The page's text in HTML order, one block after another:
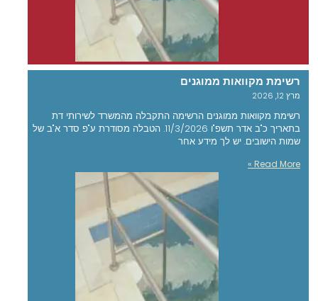
רשימת מקוואות ממוגנים
מרץ 12, 2026
רשימת מקוואות ממוגנים הרשימה התקבלה מהמשרד לשירותי דת
בתאריך כ"ב אדר תשפ"ו 11/3/2026. הטבלה מסודרת ע"פ סדר א"ב של
שמות הישובים. יש לך מידע אחר
Read More »